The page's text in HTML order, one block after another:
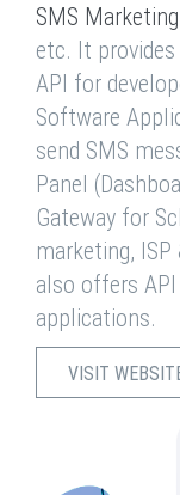
SMS Marketing
etc. It
API for
Software
send SMS
Panel
Gateway for
marketing, ISP
also offers
applications.
VISIT